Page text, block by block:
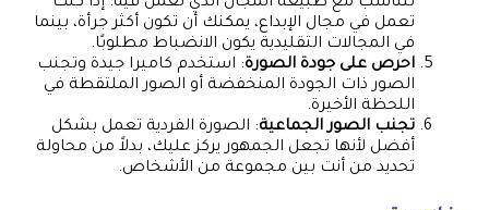
تعمل في مجال الإبداع، يمكنك أن تكون أكثر جرأة، بينما
في المجالات التقليدية يكون الانضباط مطلوبًا.
احرص على جودة الصورة: استخدم كاميرا جيدة وتجنب
الصور ذات الجودة المنخفضة أو الصور الملتقطة في
اللحظة الأخيرة.
تجنب الصور الجماعية: الصورة الفردية تعمل بشكل
أفضل لأنها تجعل الجمهور يركز عليك، بدلاً من محاولة
تحديد من أنت بين مجموعة من الأشخاص.